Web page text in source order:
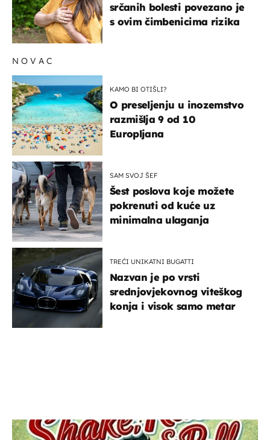
srčanih bolesti povezano je
s ovim čimbenicima rizika
NOVAC
KAMO BI OTIŠLI?
O preseljenju u inozemstvo
razmišlja 9 od 10
Europljana
SAM SVOJ ŠEF
Šest poslova koje možete
pokrenuti od kuće uz
minimalna ulaganja
TREĆI UNIKATNI BUGATTI
Nazvan je po vrsti
srednjovjekovnog viteškog
konja i visok samo metar